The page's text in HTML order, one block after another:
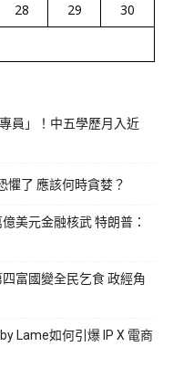
28 29
30
員」！中五學歷月入近
懼了 應該何時貪婪？
美元金融核武 特朗普：
富國變全民乞食 政經角
Lame如何引爆 IP X 電商